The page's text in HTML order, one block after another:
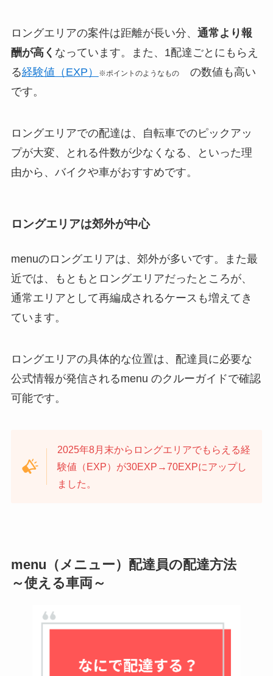
ロングエリアの案件は距離が長い分、 通常より報
酬が高く なっています。また、1配達ごとにもらえ
る経験値（EXP） ※ポイントのようなものの数値も高い
です。
ロングエリアでの配達は、自転車でのピックアッ
プが大変、とれる件数が少なくなる、といった理
由から、バイクや車がおすすめです。
ロングエリアは郊外が中心
menuのロングエリアは、郊外が多いです。また最
近では、もともとロングエリアだったところが、
通常エリアとして再編成されるケースも増えてき
ています。
ロングエリアの具体的な位置は、配達員に必要な
公式情報が発信されるmenu のクルーガイドで確認
可能です。
2025年8月末からロングエリアでもらえる経
験値（EXP）が30EXP→70EXPにアップし
ました。
menu（メニュー）配達員の配達方法
～使える車両～